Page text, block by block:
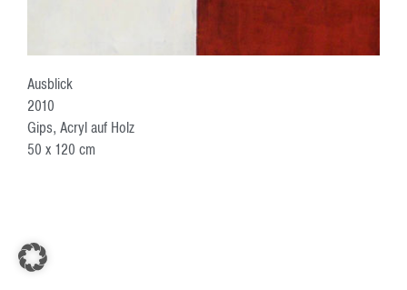
Ausblick
2010
Gips, Acryl auf Holz
50 x 120 cm